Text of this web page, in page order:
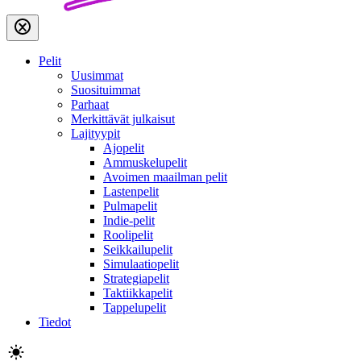
Pelit
Uusimmat
Suosituimmat
Parhaat
Merkittävät julkaisut
Lajityypit
Ajopelit
Ammuskelupelit
Avoimen maailman pelit
Lastenpelit
Pulmapelit
Indie-pelit
Roolipelit
Seikkailupelit
Simulaatiopelit
Strategiapelit
Taktiikkapelit
Tappelupelit
Tiedot